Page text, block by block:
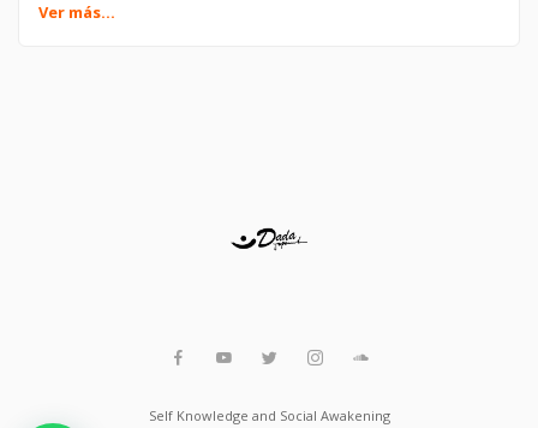
Ver más...
Self Knowledge and Social Awakening